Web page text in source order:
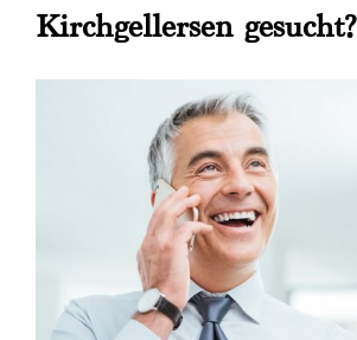
Kirchgellersen gesucht?